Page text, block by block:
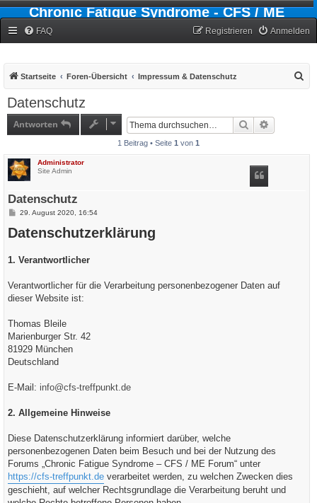
Chronic Fatigue Syndrome - CFS / ME
FAQ Anmelden
Registrieren
Startseite Foren-Übersicht Impressum & Datenschutz
Datenschutz
Antworten Suche
1 Beitrag • Seite 1 von 1
Administrator
Site Admin
Datenschutz
B
i
t
g
29. August 2020, 16:54
Datenschutzerklärung
1. Verantwortlicher
Verantwortlicher für die Verarbeitung personenbezogener Daten auf
dieser Website ist:
Thomas Bleile
Marienburger Str. 42
81929 München
Deutschland
E-Mail: info@cfs-treffpunkt.de
2. Allgemeine Hinweise
Diese Datenschutzerklärung informiert darüber, welche
personenbezogenen Daten beim Besuch und bei der Nutzung des
Forums „Chronic Fatigue Syndrome – CFS / ME Forum“ unter
https://cfs-treffpunkt.de verarbeitet werden, zu welchen Zwecken dies
geschieht, auf welcher Rechtsgrundlage die Verarbeitung beruht und